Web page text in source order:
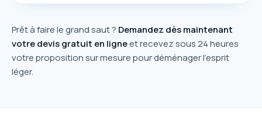
Prêt à faire le grand saut ? Demandez dès maintenant
votre devis gratuit en ligneet recevez sous 24 heures
votre proposition sur mesure pour déménager l'esprit
léger.